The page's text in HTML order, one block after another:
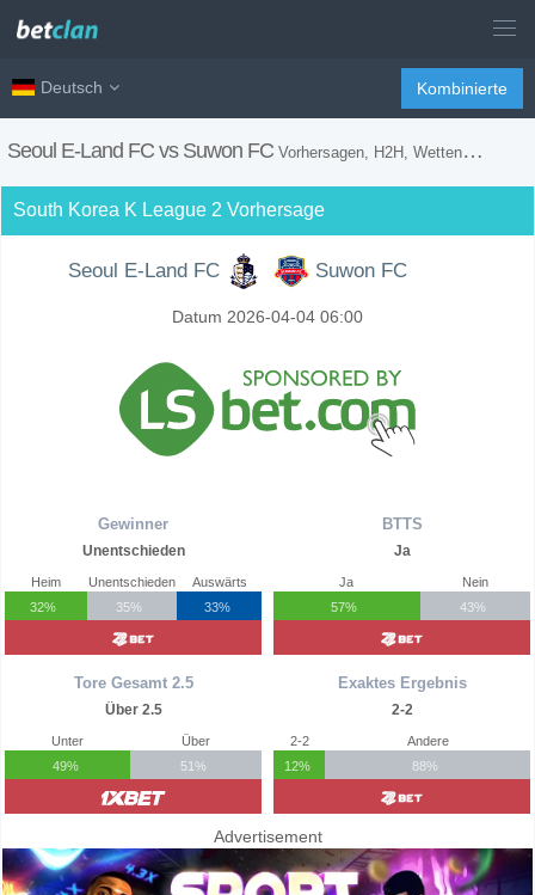
Deutsch Kombinierte
Seoul E-Land FC vs Suwon FC Vorhersagen, H2H, Wetten Tipps und Spiel Vorschau
South Korea K League 2 Vorhersage
Seoul E-Land FC Suwon FC
Datum 2026-04-04 06:00
Gewinner
Unentschieden
Heim
32%
Unentschieden
35%
Auswärts
33%
Tore Gesamt 2.5
Über 2.5
Unter
49%
Über
51%
BTTS
Ja
Ja
57%
Nein
43%
Exaktes Ergebnis
2-2
2-2
12%
Andere
88%
Advertisement